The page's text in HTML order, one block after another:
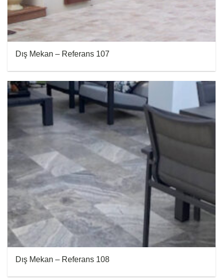
Dış Mekan – Referans 107
Dış Mekan – Referans 108